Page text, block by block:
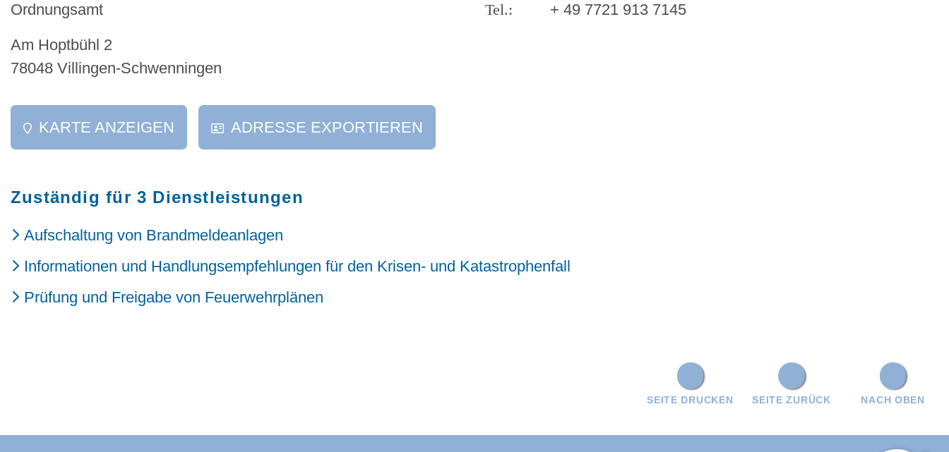
Ordnungsamt
Am Hoptbühl 2
78048 Villingen-Schwenningen
+ 49 7721 913 7145
KARTE ANZEIGEN ADRESSE EXPORTIEREN
Zuständig für 3 Dienstleistungen
Aufschaltung von Brandmeldeanlagen
Informationen und Handlungsempfehlungen für den Krisen- und Katastrophenfall
Prüfung und Freigabe von Feuerwehrplänen
NACH OBEN
SEITE ZURÜCK
SEITE DRUCKEN